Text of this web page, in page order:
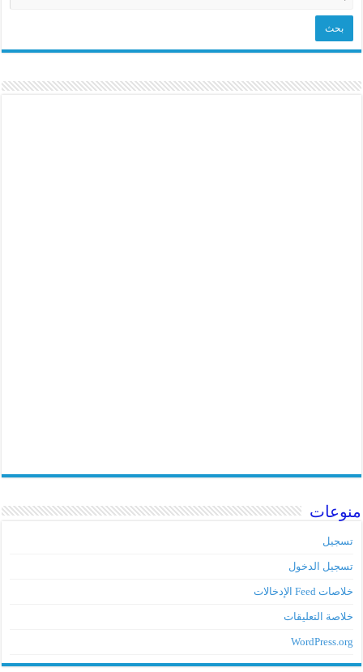
منوعات
تسجيل
تسجيل الدخول
خلاصات Feed الإدخالات
خلاصة التعليقات
WordPress.org